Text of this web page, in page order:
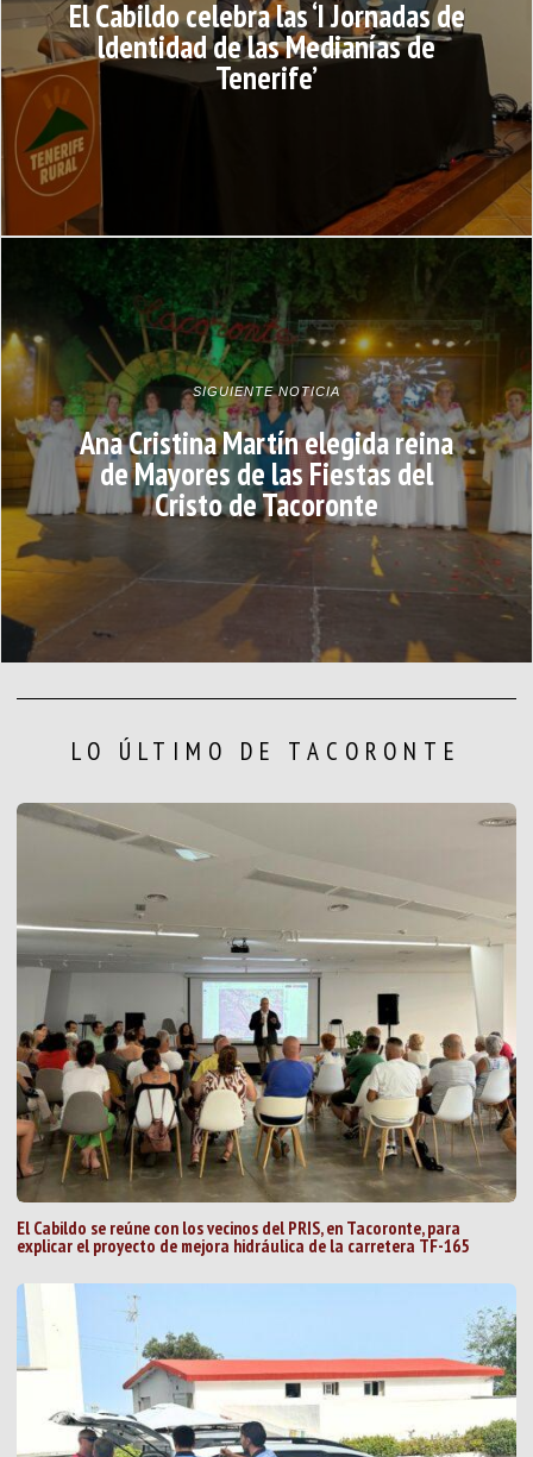
El Cabildo celebra las ‘I Jornadas de
ldentidad de las Medianías de
Tenerife’
SIGUIENTE NOTICIA
Ana Cristina Martín elegida reina
de Mayores de las Fiestas del
Cristo de Tacoronte
LO ÚLTIMO DE TACORONTE
El Cabildo se reúne con los vecinos del PRIS, en Tacoronte, para
explicar el proyecto de mejora hidráulica de la carretera TF-165